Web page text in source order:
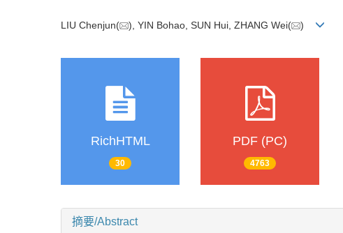
LIU Chenjun( ), YIN Bohao, SUN Hui, ZHANG Wei( )
RichHTML
30
PDF (PC)
4763
摘要/Abstract